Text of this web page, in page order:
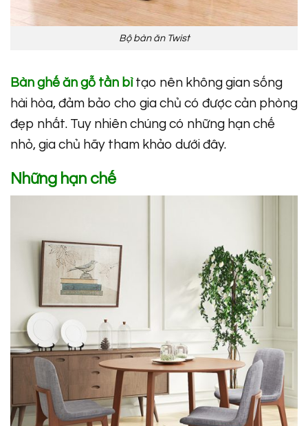
Bộ bàn ăn Twist
Bàn ghế ăn gỗ tần bì tạo nên không gian sống
hài hòa, đảm bảo cho gia chủ có được cản phòng
đẹp nhất. Tuy nhiên chúng có những hạn chế
nhỏ, gia chủ hãy tham khảo dưới đây.
Những hạn chế